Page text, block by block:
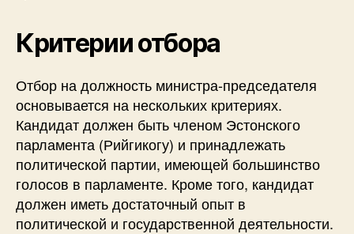
Критерии отбора
Отбор на должность министра-председателя
основывается на нескольких критериях.
Кандидат должен быть членом Эстонского
парламента (Рийгикогу) и принадлежать
политической партии, имеющей большинство
голосов в парламенте. Кроме того, кандидат
должен иметь достаточный опыт в
политической и государственной деятельности.